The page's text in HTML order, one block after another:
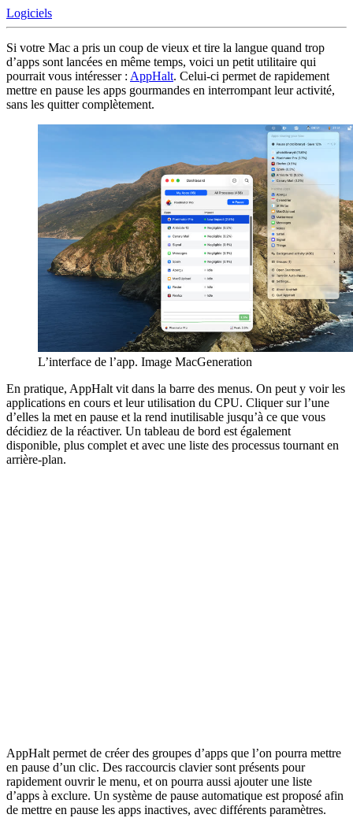
Logiciels
Si votre Mac a pris un coup de vieux et tire la langue quand trop
d’apps sont lancées en même temps, voici un petit utilitaire qui
pourrait vous intéresser : AppHalt. Celui-ci permet de rapidement
mettre en pause les apps gourmandes en interrompant leur activité,
sans les quitter complètement.
L’interface de l’app. Image MacGeneration
En pratique, AppHalt vit dans la barre des menus. On peut y voir les
applications en cours et leur utilisation du CPU. Cliquer sur l’une
d’elles la met en pause et la rend inutilisable jusqu’à ce que vous
décidiez de la réactiver. Un tableau de bord est également
disponible, plus complet et avec une liste des processus tournant en
arrière-plan.
AppHalt permet de créer des groupes d’apps que l’on pourra mettre
en pause d’un clic. Des raccourcis clavier sont présents pour
rapidement ouvrir le menu, et on pourra aussi ajouter une liste
d’apps à exclure. Un système de pause automatique est proposé afin
de mettre en pause les apps inactives, avec différents paramètres.